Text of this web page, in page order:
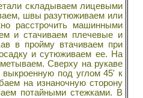
складываем лицевыми
швы разутюживаем или
расстрочить машинными
и стачиваем плечевые и
в пройму втачиваем при
и сутюживаем ее. На
Сверху на рукаве
под углом 45' к
на изнаночную сторону
потайными стежками. В